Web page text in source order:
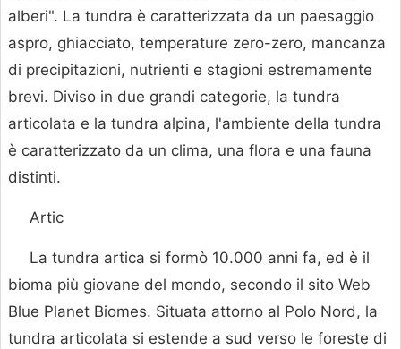
alberi". La tundra è caratterizzata da un paesaggio
aspro, ghiacciato, temperature zero-zero, mancanza
di precipitazioni, nutrienti e stagioni estremamente
brevi. Diviso in due grandi categorie, la tundra
articolata e la tundra alpina, l'ambiente della tundra
è caratterizzato da un clima, una flora e una fauna
distinti.
Artic
La tundra artica si formò 10.000 anni fa, ed è il
bioma più giovane del mondo, secondo il sito Web
Blue Planet Biomes. Situata attorno al Polo Nord, la
tundra articolata si estende a sud verso le foreste di